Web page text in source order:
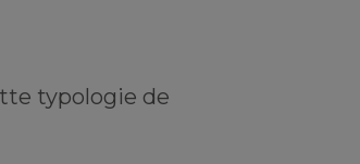
typologie de